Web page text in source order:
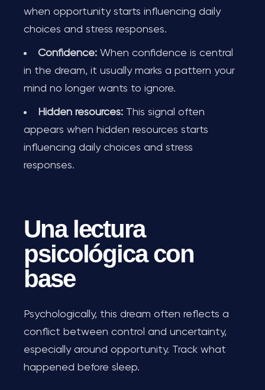
when opportunity starts influencing daily
choices and stress responses.
Confidence: When confidence is central
in the dream, it usually marks a pattern your
mind no longer wants to ignore.
Hidden resources: This signal often
appears when hidden resources starts
influencing daily choices and stress
responses.
Una lectura
psicológica con
base
Psychologically, this dream often reflects a
conflict between control and uncertainty,
especially around opportunity. Track what
happened before sleep.